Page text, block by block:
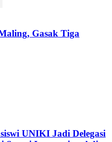
Gasak Tiga
UNIKI Jadi Delegasi